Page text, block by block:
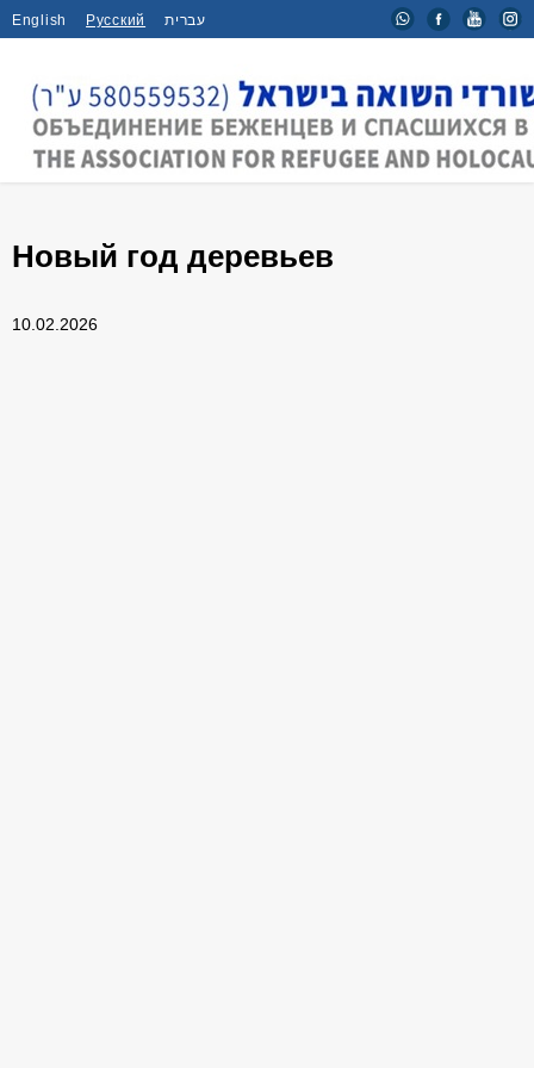
English Русский עברית
Главная / Мероприятия / Новый год деревьев
Новый год деревьев
10.02.2026